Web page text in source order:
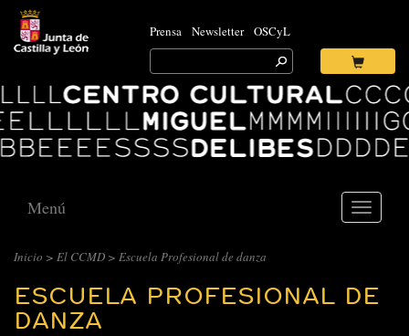
Prensa Newsletter OSCyL
Search
for:
Ok
Centro
Cultural
Miguel
Delibes
Toggle
Menú
Inicio > El CCMD > Escuela Profesional de danza
ESCUELA PROFESIONAL DE
DANZA